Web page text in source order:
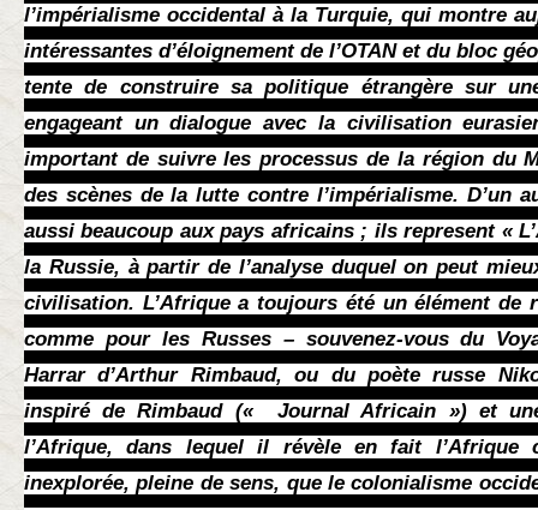
l’impérialisme occidental à la Turquie, qui montre
intéressantes d’éloignement de l’OTAN et du bloc
tente de construire sa politique étrangère sur
engageant un dialogue avec la civilisation
important de suivre les processus de la région du
des scènes de la lutte contre l’impérialisme. D’un
aussi beaucoup aux pays africains ; ils represent «
la Russie, à partir de l’analyse duquel on peut
civilisation. L’Afrique a toujours été un élément de
comme pour les Russes – souvenez-vous du
Harrar d’Arthur Rimbaud, ou du poète russe
inspiré de Rimbaud (« Journal Africain ») et
l’Afrique, dans lequel il révèle en fait l’Afrique
inexplorée, pleine de sens, que le colonialisme